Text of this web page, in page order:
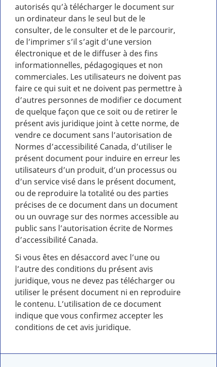
autorisés qu’à télécharger le document sur
un ordinateur dans le seul but de le
consulter, de le consulter et de le parcourir,
de l’imprimer s’il s’agit d’une version
électronique et de le diffuser à des fins
informationnelles, pédagogiques et non
commerciales. Les utilisateurs ne doivent pas
faire ce qui suit et ne doivent pas permettre à
d’autres personnes de modifier ce document
de quelque façon que ce soit ou de retirer le
présent avis juridique joint à cette norme, de
vendre ce document sans l’autorisation de
Normes d’accessibilité Canada, d’utiliser le
présent document pour induire en erreur les
utilisateurs d’un produit, d’un processus ou
d’un service visé dans le présent document,
ou de reproduire la totalité ou des parties
précises de ce document dans un document
ou un ouvrage sur des normes accessible au
public sans l’autorisation écrite de Normes
d’accessibilité Canada.
Si vous êtes en désaccord avec l’une ou
l’autre des conditions du présent avis
juridique, vous ne devez pas télécharger ou
utiliser le présent document ni en reproduire
le contenu. L’utilisation de ce document
indique que vous confirmez accepter les
conditions de cet avis juridique.